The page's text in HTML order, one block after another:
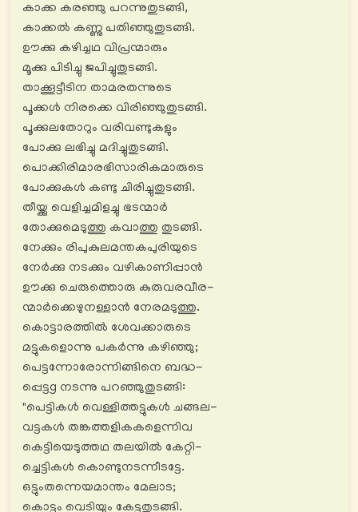
കാക്ക കരഞ്ഞു പറന്നുതുടങ്ങി,
കാക്കൽ കണ്ണു പതിഞ്ഞുതുടങ്ങി.
ഊക്കു കഴിച്ചഥ വിപ്രന്മാരും
മൂക്കു പിടിച്ചു ജപിച്ചുതുടങ്ങി.
താക്കൂട്ടീടിന താമരതന്നുടെ
പൂക്കൾ നിരക്കെ വിരിഞ്ഞുതുടങ്ങി.
പൂക്കുലതോറും വരിവണ്ടുകളും
പോക്കു ലഭിച്ചു മദിച്ചുതുടങ്ങി.
പൊക്കിരിമാരഭിസാരികമാരുടെ
പോക്കുകൾ കണ്ടു ചിരിച്ചുതുടങ്ങി.
തീയ്ക്കു വെളിച്ചമിളച്ചു ഭടന്മാർ
തോക്കുമെടുത്തു കവാത്തു തുടങ്ങി.
നേക്കും രിപുകുലമന്തകപുരിയുടെ
നേര്‍ക്കു നടക്കും വഴികാണിപ്പാൻ
ഊക്കു ചെരുത്തൊരു കുരുവരവീര-
ന്മാര്‍ക്കെഴുനള്ളാൻ നേരമടുത്തു.
കൊട്ടാരത്തിൽ ശേവക്കാരുടെ
മട്ടുകളൊന്നു പകര്‍ന്നു കഴിഞ്ഞു;
പെട്ടന്നോരോന്നിങ്ങിനെ ബദ്ധ-
പ്പെട്ടg നടന്നു പറഞ്ഞുതുടങ്ങി:
"പെട്ടികൾ വെള്ളിത്തട്ടുകൾ ചങ്ങല-
വട്ടകൾ തങ്കത്തളികകളെന്നിവ
കെട്ടിയെടുത്തഥ തലയിൽ കേറ്റി-
ച്ചെട്ടികൾ കൊണ്ടുനടന്നീടട്ടേ.
ഒട്ടുംതന്നെയമാന്തം മേലാട;
കൊട്ടും വെടിയും കേട്ടതുടങ്ങി.